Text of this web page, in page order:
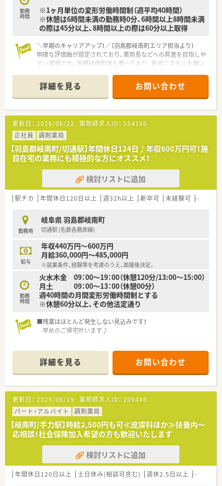
■やる気次第で年齢に関係なく様々な仕事にチャレンジ出来ま
す。
■こども薬局や高齢者施設へのボランティア活動など、地域貢献
活動も積極に行っています。
■地域の薬学生の教育に貢献することを目標に、愛知学院大学薬
学部にて寄付講座を実施しています。
＼＼店舗詳細／／
■内科・外科・糖尿病内科の処方箋をメインに応需しています。
■1日の応需枚数は90枚程度で、常勤の方が3名いらっしゃいま
す。
■最新調剤機器の完備！安心して対人業務に臨める環境づくりを
しています。
勤務
時間
※1ヶ月単位の変形労働時間制（週平均40時間）
※休憩は6時間未満の勤務時0分、6時間以上8時間未満
の際は45分以上、8時間以上の際は60分以上取得
＼早期のキャリアアップ！／（羽島郡岐南町エリア担当より）
明確な評価軸が設定されており、薬局長などへの昇進を目指しや
すい環境です。各種研修制度も整っており、着実にスキルを磨い
【店舗情報と応需状況について】
■細畑駅から車で4分ほどの好立地にあり、毎日の通勤も非常に
便利な調剤薬局の店舗です。
■主に内科や消化器科の処方箋を応需しており、専門的な知識を
深く身につけることができます。
■事務スタッフが在籍しているため、薬剤師としての本来の調剤
業務にしっかりと専念できます。
【想定される業務内容】
■内科や消化器科の処方箋を中心とした調剤業務全般と、患者様
への丁寧な服薬指導をお任せいたします。
■iPadの薬歴システムを活用した効率的な薬歴入力業務を行い、
患者様との対話時間を確保していただきます。
な業務は一切ないため専門業務に集中できます。
【やりがい/おすすめポイント】
■充実した薬歴システムにより事務作業の負担が軽減され、患者
様とじっくり向き合える時間にやりがいを感じます。
■個人の頑張りが明確な評価制度によって可視化されるため、高
いモチベーションを維持して業務に取り組めます。
■東証プライム上場企業の充実した待遇や福利厚生を享受しな
がら、地域に根ざした医療貢献が実現できます。
詳細を見る お問い合わせ
更新日： 2026/06/22 薬剤師求人ID： 554166
正社員
調剤薬局
【羽島郡岐南町/切通駅】年間休日124日♪年収600万円可！施
設在宅の業務にも積極的な方にオススメ！
検討リストに追加
駅チカ 年間休日120日以上 週32h以上 新卒可 未経験可 ブラン
勤務地
岐阜県 羽島郡岐南町
切通駅 (名鉄各務原線)
給与
年収440万円～600万円
月給360,000円～485,000円
※就業条件、経験等を考慮のうえ、面接後決定。
勤務
時間
火水木金 09：00～19：00（休憩120分/13:00～15:00）
月土 09：00～13：00（休憩00分）
週40時間の月間変形労働時間制とする
※休憩60分以上、その他法定通り
■残業はほとんど発生しない見込みです！
早めのご帰宅叶います♪
★年間休日124日！
お休みもしっかりありプライベートとの両立がしやすい◎
★電子薬歴・自動分包機・粉薬の監査システム導入！
安心して働ける環境を整えています。
★キャリアパス制度を導入！
「どうしたら昇給できるか？」「どうしたら昇格できるか？」が
分かりやすい体制◎
★コンビニも近く便利な立地♪
＼ こんな会社です ／
■愛知県（主に尾張エリア）、岐阜県エリアに13店舗展開してい
地域に根付いた薬局運営をされており、地域貢献をしたいとお
考えの方に適しています。
詳細を見る お問い合わせ
更新日： 2026/06/19 薬剤師求人ID： 209486
パート・アルバイト
調剤薬局
【岐南町/手力駅】時給2,500円も可≪皮膚科ほか≫扶養内～
応相談！社会保険加入希望の方も歓迎いたします
検討リストに追加
年間休日120日以上 土日休み(相談可含む) 週休2.5日以上 週32h以